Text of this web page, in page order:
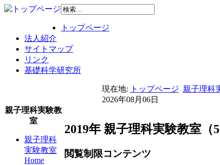
トップページ
法人紹介
サイトマップ
リンク
基礎科学研究所
現在地: トップページ 親子理科
2026年08月06日
親子理科実験教
室
親子理科
実験教室
Home
2019年 親子理科実験教室（
閲覧制限コンテンツ